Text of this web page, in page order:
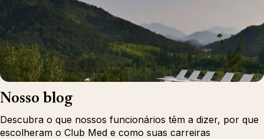
Nosso blog
Descubra o que nossos funcionários têm a dizer, por que
escolheram o Club Med e como suas carreiras